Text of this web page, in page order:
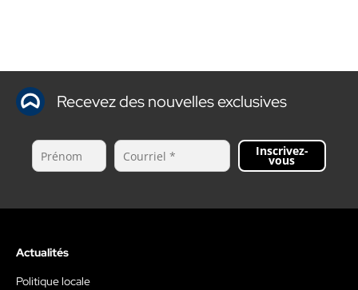
Recevez des nouvelles exclusives
Inscrivez-
vous
Actualités
Politique locale